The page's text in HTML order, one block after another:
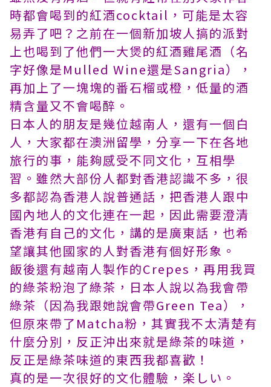
時都會喝到的紅酒cocktail，可能是太容
易弄了吧？之前在一個新加坡人搞的派對
上也喝到了他們一大煲的紅酒雞尾酒（名
字好像是Mulled Wine還是Sangria），
再加上了一塊塊的番石榴或橙，低量的酒
精含量又不會喝醉。
日本人的朋友是幾位越南人，還有一個白
人，大家都在澳洲留學，分享一下在各地
旅行的事，能夠感受不同文化，互相學
習。雖然大部份人都對香港認識不多，很
多都認為香港人說普通話，把香港人跟中
國內地人的文化連在一起，因此需要澄清
香港有自己的文化，講的是廣東話，也希
望讓其他國家的人對香港有個好形象。
飯後還有越南人製作的Crepes，再用我買
的綠茶粉泡了綠茶，日本人說以為我會帶
綠茶（因為我跟她說會帶Green Tea），
但原來帶了Matcha粉，其實我不太清楚有
什麼分別，反正沖出來就是綠茶的味道，
反正是綠茶味道的東西我都喜歡！
真的是一次很好的文化體驗，楽しい。